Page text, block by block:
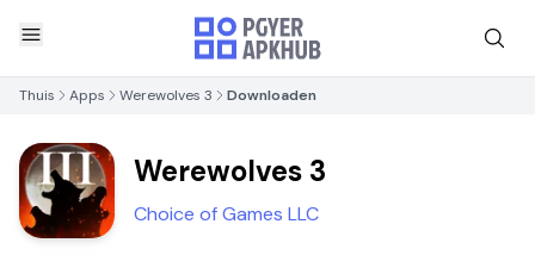
Thuis Apps Werewolves 3 Downloaden
Werewolves 3
Choice of Games LLC